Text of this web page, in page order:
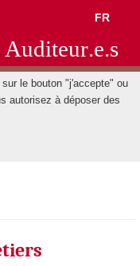
FR
Auditeur.e.s
le bouton "j'accepte" ou
autorisez à déposer des